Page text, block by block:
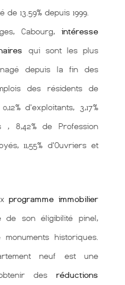
13.59% depuis 1999.
Cabourg, intéresse
qui sont les plus
depuis la fin des
des résidents de
d'exploitants, 3,17%
, 8,42% de Profession
11,55% d'Ouvriers et
programme immobilier
de son éligibilité pinel,
historiques.
neuf est une
des réductions